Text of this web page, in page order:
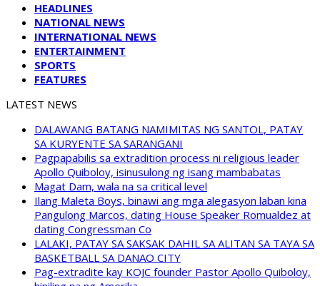
HEADLINES
NATIONAL NEWS
INTERNATIONAL NEWS
ENTERTAINMENT
SPORTS
FEATURES
LATEST NEWS
DALAWANG BATANG NAMIMITAS NG SANTOL, PATAY
SA KURYENTE SA SARANGANI
Pagpapabilis sa extradition process ni religious leader
Apollo Quiboloy, isinusulong ng isang mambabatas
Magat Dam, wala na sa critical level
Ilang Maleta Boys, binawi ang mga alegasyon laban kina
Pangulong Marcos, dating House Speaker Romualdez at
dating Congressman Co
LALAKI, PATAY SA SAKSAK DAHIL SA ALITAN SA TAYA SA
BASKETBALL SA DANAO CITY
Pag-extradite kay KOJC founder Pastor Apollo Quiboloy,